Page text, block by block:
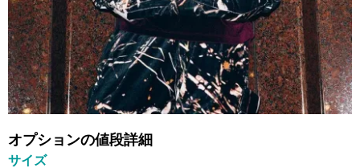
オプションの値段詳細
サイズ